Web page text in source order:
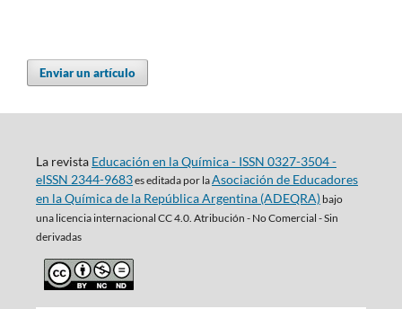
Enviar un artículo
La revista Educación en la Química - ISSN 0327-3504 -
eISSN 2344-9683es editada por laAsociación de Educadores
en la Química de la República Argentina (ADEQRA)bajo
una licencia internacional CC 4.0. Atribución - No Comercial - Sin
derivadas